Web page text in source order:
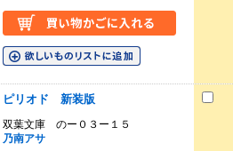
ピリオド 新装版
双葉文庫 のー０３ー１５
乃南アサ